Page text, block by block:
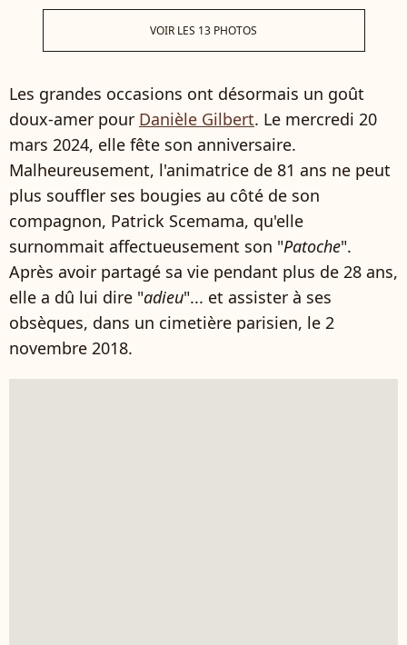
VOIR LES 13 PHOTOS
Les grandes occasions ont désormais un goût
doux-amer pour Danièle Gilbert. Le mercredi 20
mars 2024, elle fête son anniversaire.
Malheureusement, l'animatrice de 81 ans ne peut
plus souffler ses bougies au côté de son
compagnon, Patrick Scemama, qu'elle
surnommait affectueusement son "Patoche".
Après avoir partagé sa vie pendant plus de 28 ans,
elle a dû lui dire "adieu"... et assister à ses
obsèques, dans un cimetière parisien, le 2
novembre 2018.